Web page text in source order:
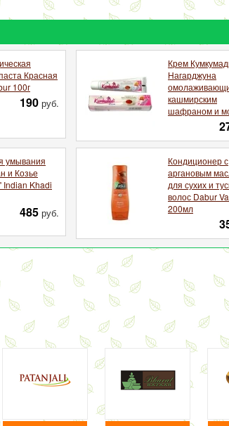
Красная
100г
190 руб.
Крем
Нагарджуна
кашмирским
шафраном и
умывания
и Козье
Indian Khadi
485 руб.
Кондиционер с
аргановым
для сухих и
волос Dabur
200мл